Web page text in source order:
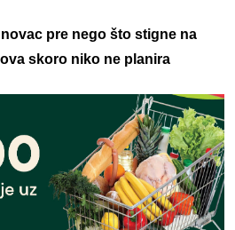
pre nego što stigne na
skoro niko ne planira